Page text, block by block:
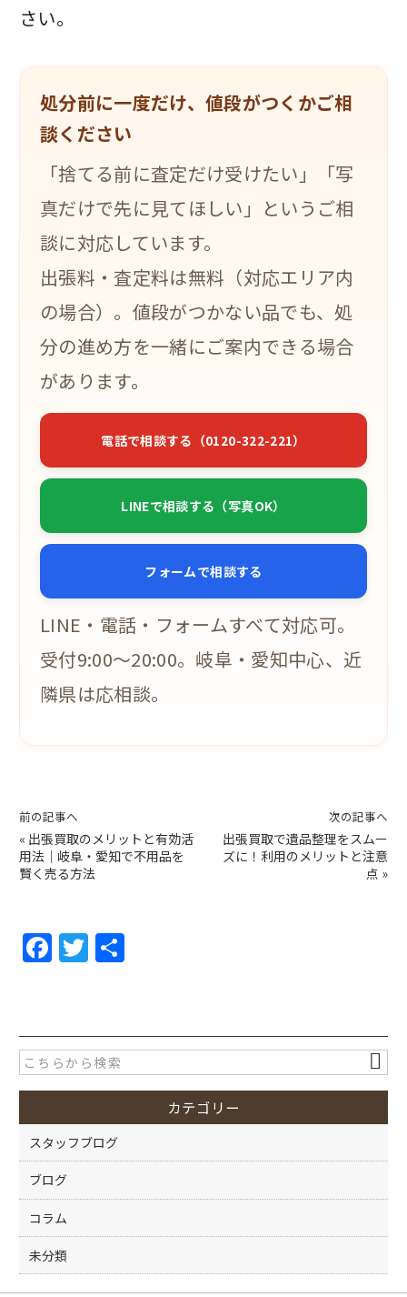
さい。
処分前に一度だけ、値段がつくかご相
談ください
「捨てる前に査定だけ受けたい」「写
真だけで先に見てほしい」というご相
談に対応しています。
出張料・査定料は無料（対応エリア内
の場合）。値段がつかない品でも、処
分の進め方を一緒にご案内できる場合
があります。
電話で相談する（0120-322-221）
LINEで相談する（写真OK）
フォームで相談する
LINE・電話・フォームすべて対応可。
受付9:00〜20:00。岐阜・愛知中心、近
隣県は応相談。
前の記事へ
« 出張買取のメリットと有効活
用法｜岐阜・愛知で不用品を
賢く売る方法
次の記事へ
出張買取で遺品整理をスムー
ズに！利用のメリットと注意
点 »
F
a
e
b
o
o
k
T
w
er
カテゴリー
スタッフブログ
ブログ
コラム
未分類